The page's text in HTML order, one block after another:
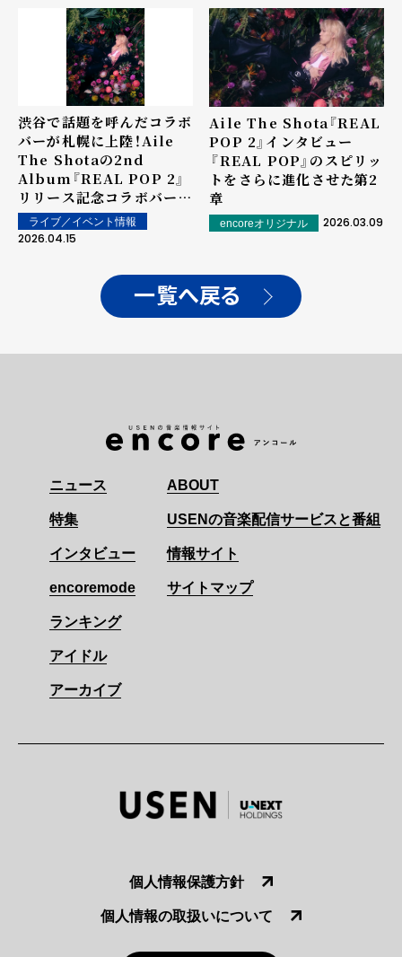
渋谷で話題を呼んだコラボ
バーが札幌に上陸！Aile
The Shotaの2nd
Album『REAL POP 2』
リリース記念コラボバー企
画がSAPPORO
STREAM HOTELで開催
ライブ／イベント情報
2026.04.15
Aile The Shota『REAL
POP 2』インタビュー
――『REAL POP』のスピリッ
トをさらに進化させた第2
章
encoreオリジナル 2026.03.09
一覧へ戻る
ニュース
特集
インタビュー
encoremode
ランキング
アイドル
アーカイブ
ABOUT
USENの音楽配信サービスと番組
情報サイト
サイトマップ
個人情報保護方針
個人情報の取扱いについて